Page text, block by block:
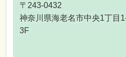
〒243-0432
神奈川県海老名市中央1丁目
3F